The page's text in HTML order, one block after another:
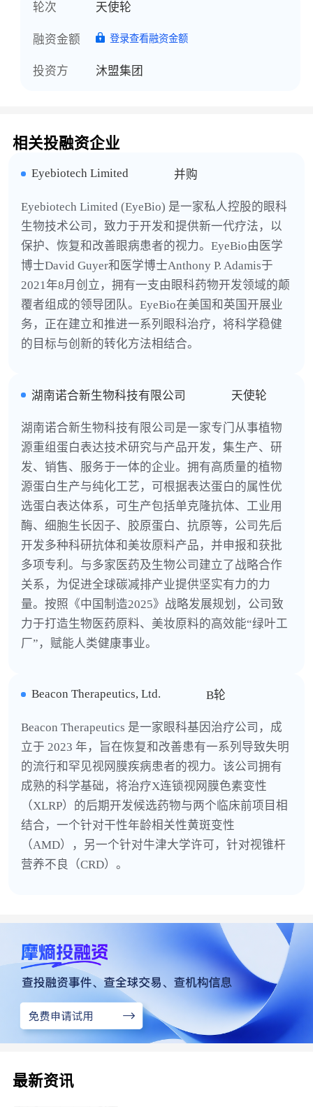
轮次 天使轮
融资金额 登录查看融资金额
投资方 沐盟集团
相关投融资企业
Eyebiotech Limited 并购
Eyebiotech Limited (EyeBio) 是一家私人控股的眼科
生物技术公司，致力于开发和提供新一代疗法，以
保护、恢复和改善眼病患者的视力。EyeBio由医学
博士David Guyer和医学博士Anthony P. Adamis于
2021年8月创立，拥有一支由眼科药物开发领域的颠
覆者组成的领导团队。EyeBio在美国和英国开展业
务，正在建立和推进一系列眼科治疗，将科学稳健
的目标与创新的转化方法相结合。
湖南诺合新生物科技有限公司 天使轮
湖南诺合新生物科技有限公司是一家专门从事植物
源重组蛋白表达技术研究与产品开发，集生产、研
发、销售、服务于一体的企业。拥有高质量的植物
源蛋白生产与纯化工艺，可根据表达蛋白的属性优
选蛋白表达体系，可生产包括单克隆抗体、工业用
酶、细胞生长因子、胶原蛋白、抗原等，公司先后
开发多种科研抗体和美妆原料产品，并申报和获批
多项专利。与多家医药及生物公司建立了战略合作
关系，为促进全球碳减排产业提供坚实有力的力
量。按照《中国制造2025》战略发展规划，公司致
力于打造生物医药原料、美妆原料的高效能“绿叶工
厂”，赋能人类健康事业。
Beacon Therapeutics, Ltd. B轮
Beacon Therapeutics 是一家眼科基因治疗公司，成
立于 2023 年，旨在恢复和改善患有一系列导致失明
的流行和罕见视网膜疾病患者的视力。该公司拥有
成熟的科学基础，将治疗X连锁视网膜色素变性
（XLRP）的后期开发候选药物与两个临床前项目相
结合，一个针对干性年龄相关性黄斑变性
（AMD），另一个针对牛津大学许可，针对视锥杆
营养不良（CRD）。
最新资讯